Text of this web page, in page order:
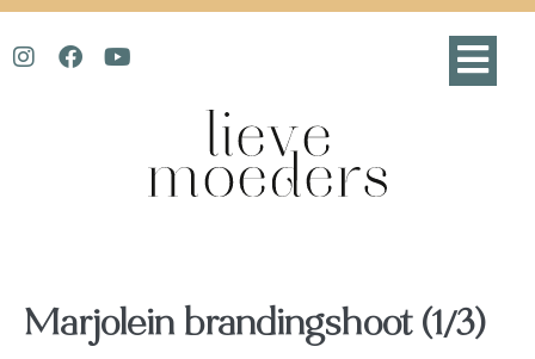
Marjolein brandingshoot (1/3)